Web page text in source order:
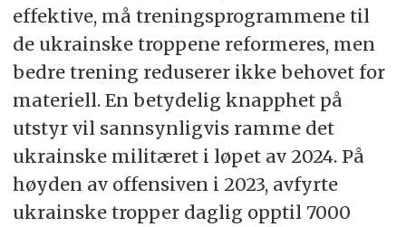
effektive, må treningsprogrammene til
de ukrainske troppene reformeres, men
bedre trening reduserer ikke behovet for
materiell. En betydelig knapphet på
utstyr vil sannsynligvis ramme det
ukrainske militæret i løpet av 2024. På
høyden av offensiven i 2023, avfyrte
ukrainske tropper daglig opptil 7000